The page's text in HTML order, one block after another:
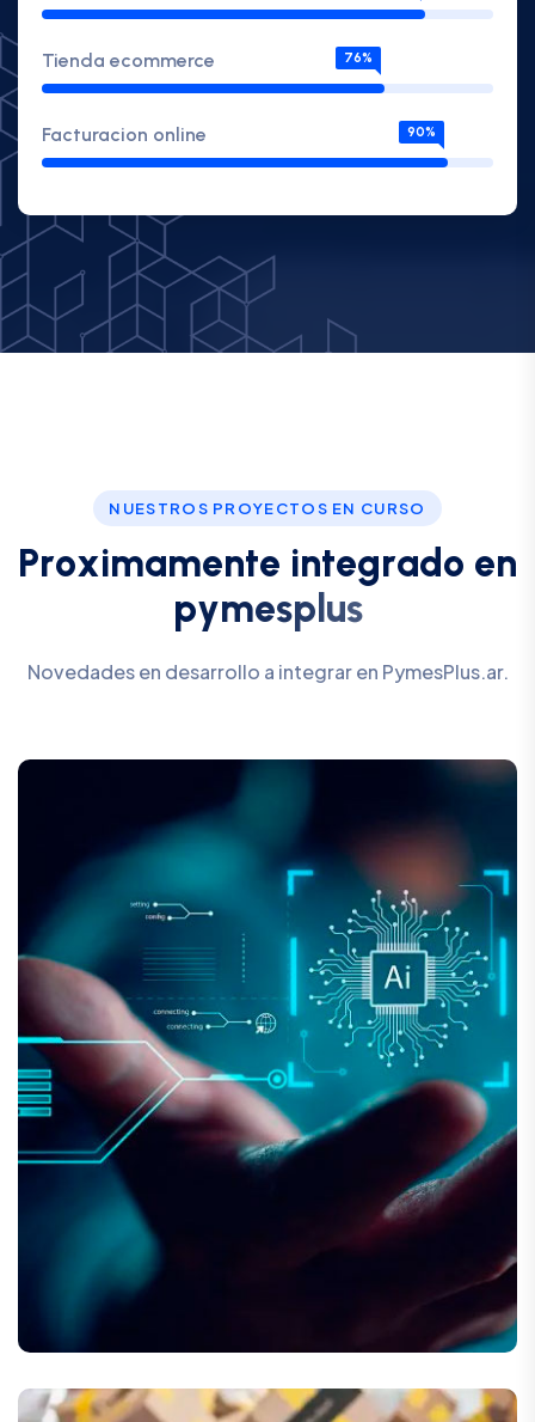
Tienda ecommerce 76%
Facturacion online 90%
NUESTROS PROYECTOS EN CURSO
Proximamente integrado en
pymesp us
Novedades en desarrollo a integrar en PymesPlus.ar.